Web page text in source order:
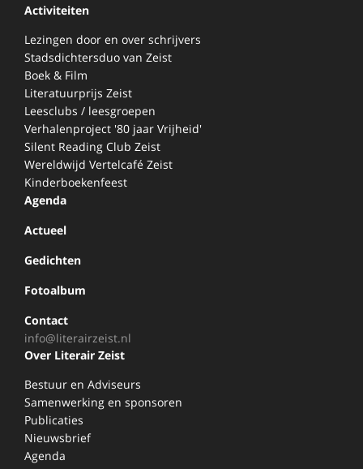
Activiteiten
Lezingen door en over schrijvers
Stadsdichtersduo van Zeist
Boek & Film
Literatuurprijs Zeist
Leesclubs / leesgroepen
Verhalenproject '80 jaar Vrijheid'
Silent Reading Club Zeist
Wereldwijd Vertelcafé Zeist
Kinderboekenfeest
Agenda
Actueel
Gedichten
Fotoalbum
Contact
info@literairzeist.nl
Over Literair Zeist
Bestuur en Adviseurs
Samenwerking en sponsoren
Publicaties
Nieuwsbrief
Agenda